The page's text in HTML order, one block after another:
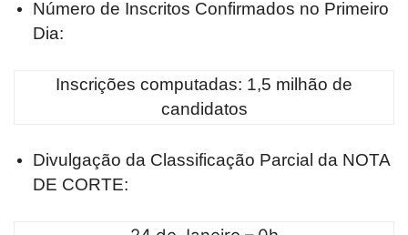
Número de Inscritos Confirmados no Primeiro
Dia:
Inscrições computadas: 1,5 milhão de
candidatos
Divulgação da Classificação Parcial da NOTA
DE CORTE: